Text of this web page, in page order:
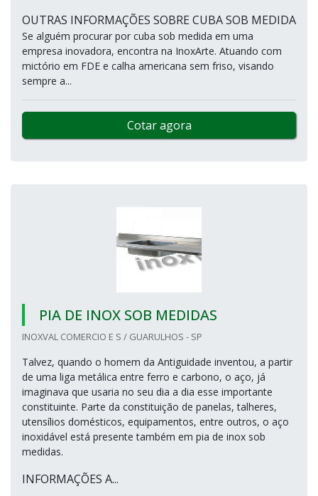
OUTRAS INFORMAÇÕES SOBRE CUBA SOB MEDIDA
Se alguém procurar por cuba sob medida em uma
empresa inovadora, encontra na InoxArte. Atuando com
mictório em FDE e calha americana sem friso, visando
sempre a...
Cotar agora
PIA DE INOX SOB MEDIDAS
INOXVAL COMERCIO E S / GUARULHOS - SP
Talvez, quando o homem da Antiguidade inventou, a partir
de uma liga metálica entre ferro e carbono, o aço, já
imaginava que usaria no seu dia a dia esse importante
constituinte. Parte da constituição de panelas, talheres,
utensílios domésticos, equipamentos, entre outros, o aço
inoxidável está presente também em pia de inox sob
medidas.
INFORMAÇÕES A...